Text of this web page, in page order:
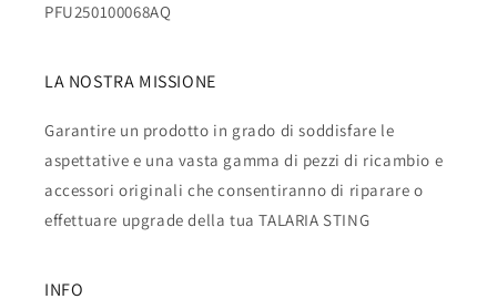
PFU250100068AQ
LA NOSTRA MISSIONE
Garantire un prodotto in grado di soddisfare le
aspettative e una vasta gamma di pezzi di ricambio e
accessori originali che consentiranno di riparare o
effettuare upgrade della tua TALARIA STING
INFO